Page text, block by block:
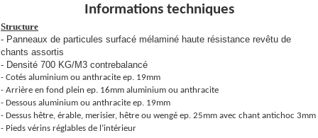
Informations techniques
Structure
- Panneaux de particules surfacé mélaminé haute résistance revêtu de
chants assortis
- Densité 700 KG/M3 contrebalancé
- Cotés aluminium ou anthracite ep. 19mm
- Arrière en fond plein ep. 16mm aluminium ou anthracite
- Dessous aluminium ou anthracite ep. 19mm
- Dessus hêtre, érable, merisier, hêtre ou wengé ep. 25mm avec chant antichoc 3mm
- Pieds vérins réglables de l’intérieur